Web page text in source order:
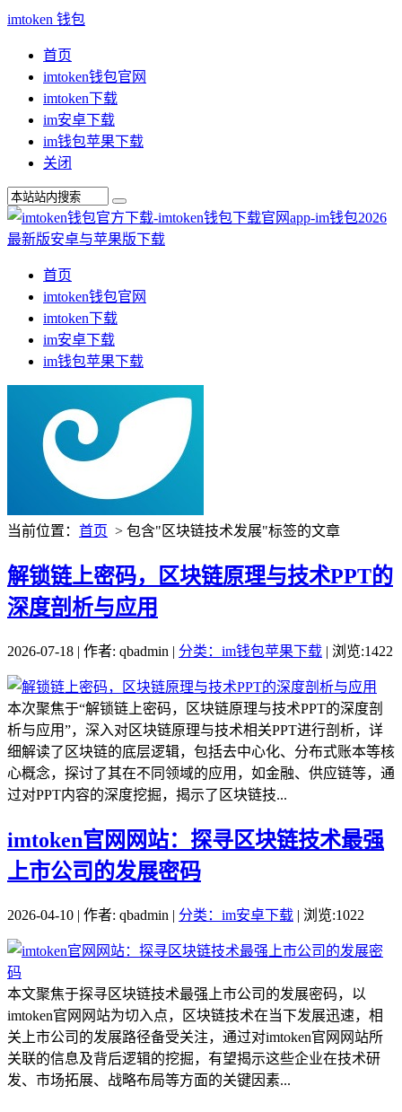
imtoken 钱包
首页
imtoken钱包官网
imtoken下载
im安卓下载
im钱包苹果下载
关闭
首页
imtoken钱包官网
imtoken下载
im安卓下载
im钱包苹果下载
当前位置： 首页 > 包含"区块链技术发展"标签的文章
解锁链上密码，区块链原理与技术PPT的
深度剖析与应用
2026-07-18 | 作者: qbadmin | 分类：im钱包苹果下载 | 浏览:1422
本次聚焦于“解锁链上密码，区块链原理与技术PPT的深度剖
析与应用”，深入对区块链原理与技术相关PPT进行剖析，详
细解读了区块链的底层逻辑，包括去中心化、分布式账本等核
心概念，探讨了其在不同领域的应用，如金融、供应链等，通
过对PPT内容的深度挖掘，揭示了区块链技...
imtoken官网网站：探寻区块链技术最强
上市公司的发展密码
2026-04-10 | 作者: qbadmin | 分类：im安卓下载 | 浏览:1022
本文聚焦于探寻区块链技术最强上市公司的发展密码，以
imtoken官网网站为切入点，区块链技术在当下发展迅速，相
关上市公司的发展路径备受关注，通过对imtoken官网网站所
关联的信息及背后逻辑的挖掘，有望揭示这些企业在技术研
发、市场拓展、战略布局等方面的关键因素...